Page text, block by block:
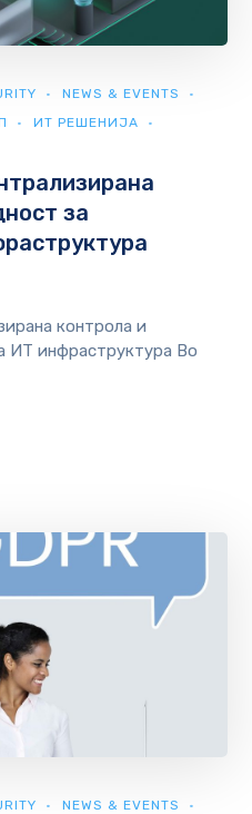
NEWS & EVENTS
ИТ РЕШЕНИЈА
за
контрола и
ИТ инфраструктура Во
NEWS & EVENTS